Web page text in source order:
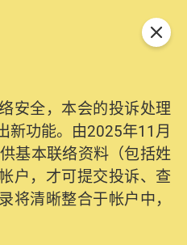
安全，本会的投诉处理
新功能。由2025年11月
基本联络资料（包括姓
户，才可提交投诉、查
将清晰整合于帐户中，
关闭